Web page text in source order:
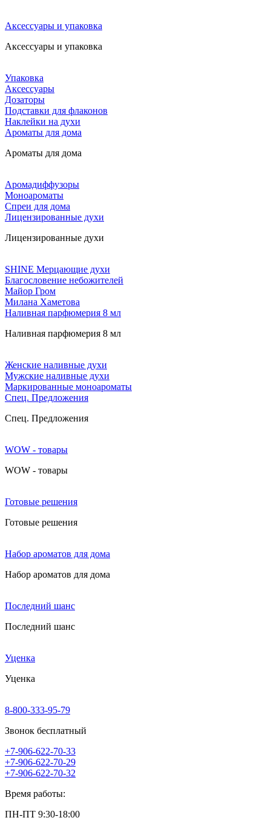
Аксессуары и упаковка
Аксессуары и упаковка
Упаковка
Аксессуары
Дозаторы
Подставки для флаконов
Наклейки на духи
Ароматы для дома
Ароматы для дома
Аромадиффузоры
Моноароматы
Спреи для дома
Лицензированные духи
Лицензированные духи
SHINE Мерцающие духи
Благословение небожителей
Майор Гром
Милана Хаметова
Наливная парфюмерия 8 мл
Наливная парфюмерия 8 мл
Женские наливные духи
Мужские наливные духи
Маркированные моноароматы
Cпец. Предложения
Cпец. Предложения
WOW - товары
WOW - товары
Готовые решения
Готовые решения
Набор ароматов для дома
Набор ароматов для дома
Последний шанс
Последний шанс
Уценка
Уценка
8-800-333-95-79
Звонок бесплатный
+7-906-622-70-33
+7-906-622-70-29
+7-906-622-70-32
Время работы:
ПН-ПТ 9:30-18:00